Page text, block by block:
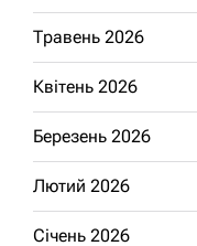
Травень 2026
Квітень 2026
Березень 2026
Лютий 2026
Січень 2026